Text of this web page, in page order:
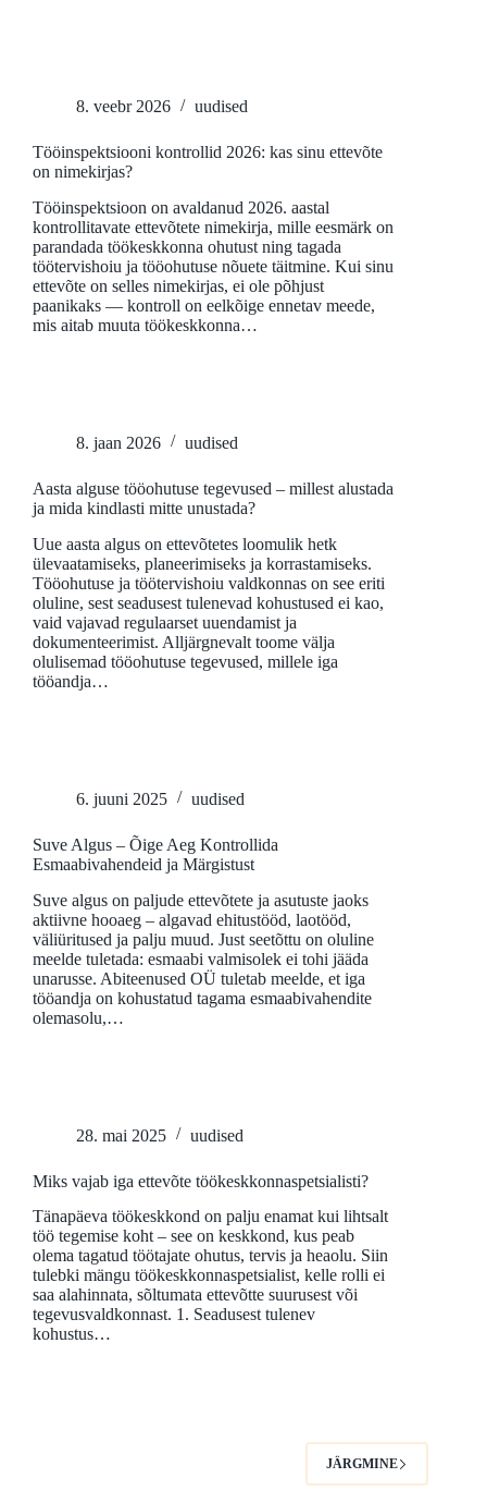
8. veebr 2026 uudised
Tööinspektsiooni kontrollid 2026: kas sinu ettevõte
on nimekirjas?
Tööinspektsioon on avaldanud 2026. aastal
kontrollitavate ettevõtete nimekirja, mille eesmärk on
parandada töökeskkonna ohutust ning tagada
töötervishoiu ja tööohutuse nõuete täitmine. Kui sinu
ettevõte on selles nimekirjas, ei ole põhjust
paanikaks — kontroll on eelkõige ennetav meede,
mis aitab muuta töökeskkonna…
8. jaan 2026 uudised
Aasta alguse tööohutuse tegevused – millest alustada
ja mida kindlasti mitte unustada?
Uue aasta algus on ettevõtetes loomulik hetk
ülevaatamiseks, planeerimiseks ja korrastamiseks.
Tööohutuse ja töötervishoiu valdkonnas on see eriti
oluline, sest seadusest tulenevad kohustused ei kao,
vaid vajavad regulaarset uuendamist ja
dokumenteerimist. Alljärgnevalt toome välja
olulisemad tööohutuse tegevused, millele iga
tööandja…
6. juuni 2025 uudised
Suve Algus – Õige Aeg Kontrollida
Esmaabivahendeid ja Märgistust
Suve algus on paljude ettevõtete ja asutuste jaoks
aktiivne hooaeg – algavad ehitustööd, laotööd,
väliüritused ja palju muud. Just seetõttu on oluline
meelde tuletada: esmaabi valmisolek ei tohi jääda
unarusse. Abiteenused OÜ tuletab meelde, et iga
tööandja on kohustatud tagama esmaabivahendite
olemasolu,…
28. mai 2025 uudised
Miks vajab iga ettevõte töökeskkonnaspetsialisti?
Tänapäeva töökeskkond on palju enamat kui lihtsalt
töö tegemise koht – see on keskkond, kus peab
olema tagatud töötajate ohutus, tervis ja heaolu. Siin
tulebki mängu töökeskkonnaspetsialist, kelle rolli ei
saa alahinnata, sõltumata ettevõtte suurusest või
tegevusvaldkonnast. 1. Seadusest tulenev
kohustus…
JÄRGMINE